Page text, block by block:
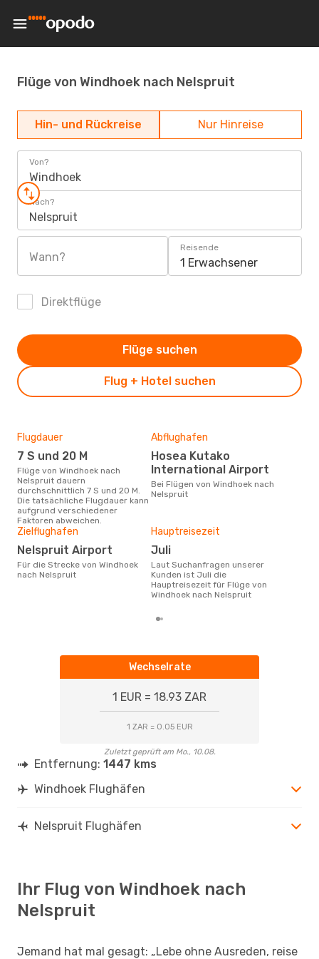
Flüge von Windhoek nach Nelspruit
Hin- und Rückreise Nur Hinreise
Von?
Windhoek
Nach?
Nelspruit
Wann?
Reisende
1 Erwachsener
Direktflüge
Flug + Hotel suchen
Flüge suchen
Flugdauer
7 S und 20 M
Flüge von Windhoek nach
Nelspruit dauern
durchschnittlich 7 S und 20 M.
Die tatsächliche Flugdauer kann
aufgrund verschiedener
Faktoren abweichen.
Abflughafen
Hosea Kutako
International Airport
Bei Flügen von Windhoek nach
Nelspruit
Zielflughafen
Nelspruit Airport
Für die Strecke von Windhoek
nach Nelspruit
Hauptreisezeit
Juli
Laut Suchanfragen unserer
Kunden ist Juli die
Hauptreisezeit für Flüge von
Windhoek nach Nelspruit
Wechselrate
1 EUR = 18.93 ZAR
1 ZAR = 0.05 EUR
Zuletzt geprüft am Mo., 10.08.
Entfernung: 1447 kms
Windhoek Flughäfen
Nelspruit Flughäfen
Ihr Flug von Windhoek nach
Nelspruit
Jemand hat mal gesagt: „Lebe ohne Ausreden, reise